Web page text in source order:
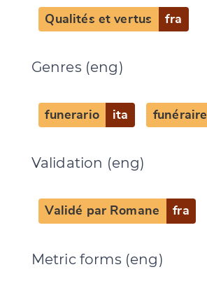
Qualités et vertus fra
Genres (eng)
funerario ita funéraire
Validation (eng)
Validé par Romane fra
Metric forms (eng)